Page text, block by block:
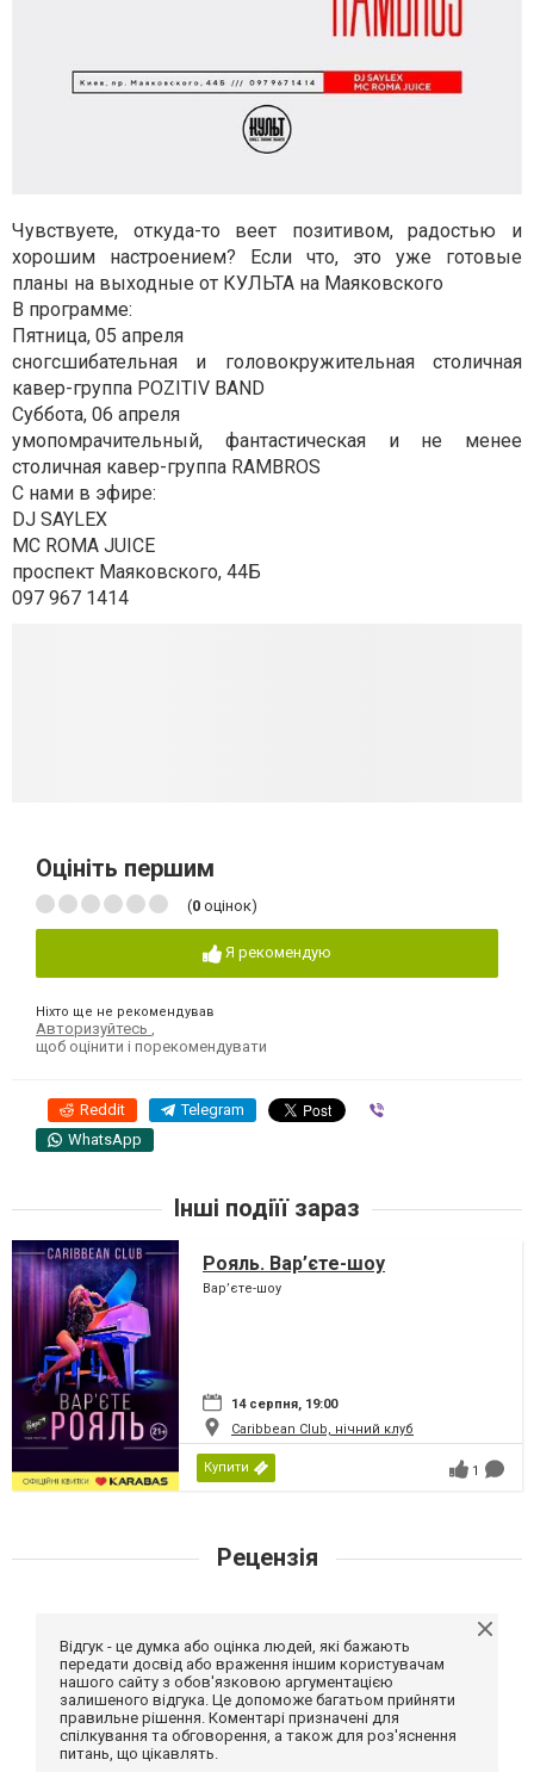
Чувствуете, откуда-то веет позитивом, радостью и
хорошим настроением? Если что, это уже готовые
планы на выходные от КУЛЬТА на Маяковского
В программе:
Пятница, 05 апреля
сногсшибательная и головокружительная столичная
кавер-группа POZITIV BAND
Суббота, 06 апреля
умопомрачительный, фантастическая и не менее
столичная кавер-группа RAMBROS
С нами в эфире:
DJ SAYLEX
MC ROMA JUICE
проспект Маяковского, 44Б
097 967 1414
Оцініть першим
(0 оцінок)
Я рекомендую
Ніхто ще не рекомендував
Авторизуйтесь
щоб оцінити і порекомендувати
Reddit Telegram
WhatsApp
Інші подіїї зараз
Рояль. Вар’єте-шоу
Вар’єте-шоу
14 серпня, 19:00
Caribbean Club, нічний клуб
Купити 1
Рецензія
Відгук - це думка або оцінка людей, які бажають
передати досвід або враження іншим користувачам
нашого сайту з обов'язковою аргументацією
залишеного відгука. Це допоможе багатьом прийняти
правильне рішення. Коментарі призначені для
спілкування та обговорення, а також для роз'яснення
питань, що цікавлять.